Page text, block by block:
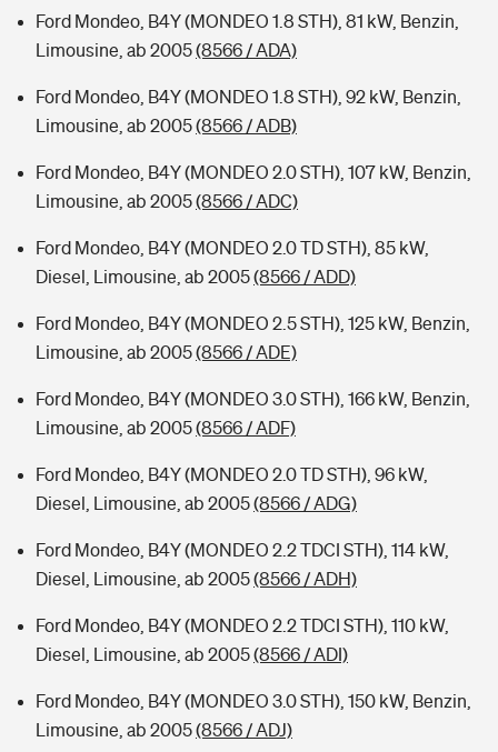
Ford Mondeo, B4Y (MONDEO 1.8 STH), 81 kW, Benzin,
Limousine, ab 2005(8566 / ADA)
Ford Mondeo, B4Y (MONDEO 1.8 STH), 92 kW, Benzin,
Limousine, ab 2005(8566 / ADB)
Ford Mondeo, B4Y (MONDEO 2.0 STH), 107 kW, Benzin,
Limousine, ab 2005(8566 / ADC)
Ford Mondeo, B4Y (MONDEO 2.0 TD STH), 85 kW,
Diesel, Limousine, ab 2005(8566 / ADD)
Ford Mondeo, B4Y (MONDEO 2.5 STH), 125 kW, Benzin,
Limousine, ab 2005(8566 / ADE)
Ford Mondeo, B4Y (MONDEO 3.0 STH), 166 kW, Benzin,
Limousine, ab 2005(8566 / ADF)
Ford Mondeo, B4Y (MONDEO 2.0 TD STH), 96 kW,
Diesel, Limousine, ab 2005(8566 / ADG)
Ford Mondeo, B4Y (MONDEO 2.2 TDCI STH), 114 kW,
Diesel, Limousine, ab 2005(8566 / ADH)
Ford Mondeo, B4Y (MONDEO 2.2 TDCI STH), 110 kW,
Diesel, Limousine, ab 2005(8566 / ADI)
Ford Mondeo, B4Y (MONDEO 3.0 STH), 150 kW, Benzin,
Limousine, ab 2005(8566 / ADJ)